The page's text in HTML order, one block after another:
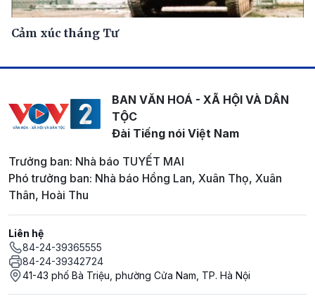
Cảm xúc tháng Tư
BAN VĂN HOÁ - XÃ HỘI VÀ DÂN
TỘC
Đài Tiếng nói Việt Nam
Trưởng ban: Nhà báo TUYẾT MAI
Phó trưởng ban: Nhà báo Hồng Lan, Xuân Thọ, Xuân
Thân, Hoài Thu
Liên hệ
84-24-39365555
84-24-39342724
41-43 phố Bà Triệu, phường Cửa Nam, TP. Hà Nội